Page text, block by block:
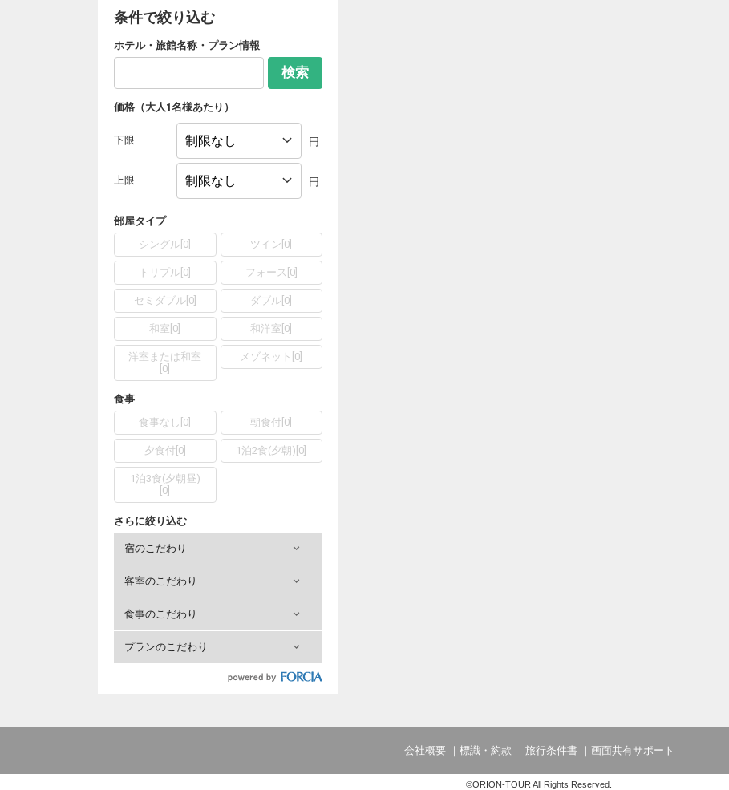
条件で絞り込む
ホテル・旅館名称・プラン情報
検索
価格（大人1名様あたり）
下限 円
上限 円
部屋タイプ
シングル 0 ツイン 0
トリプル 0 フォース 0]
セミダブル[ 0] ダブル 0
和室 0 和洋室 0
洋室または和室
0
メゾネット 0
食事
食事なし 0 朝食付 0
夕食付 0] 1泊2食(夕朝) 0
1泊3食(夕朝昼)
0
さらに絞り込む
宿のこだわり
客室のこだわり
食事のこだわり
プランのこだわり
会社概要 標識・約款 旅行条件書 画面共有サポート
©ORION-TOUR All Rights Reserved.